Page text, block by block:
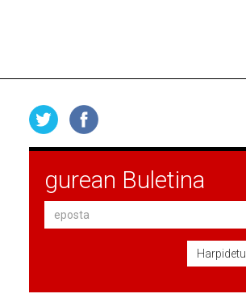
gurean Buletina
Harpidetu